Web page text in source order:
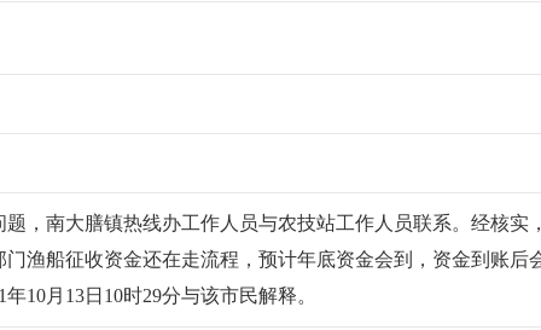
，南大膳镇热线办工作人员与农技站工作人员联系。经核
渔船征收资金还在走流程，预计年底资金会到，资金到账
10月13日10时29分与该市民解释。